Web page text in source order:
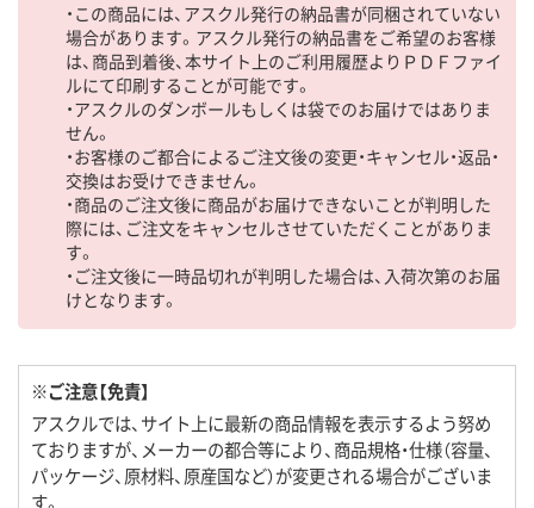
・この商品には、アスクル発行の納品書が同梱されていない
場合があります。アスクル発行の納品書をご希望のお客様
は、商品到着後、本サイト上のご利用履歴よりＰＤＦファイ
ルにて印刷することが可能です。
・アスクルのダンボールもしくは袋でのお届けではありま
せん。
・お客様のご都合によるご注文後の変更・キャンセル・返品・
交換はお受けできません。
・商品のご注文後に商品がお届けできないことが判明した
際には、ご注文をキャンセルさせていただくことがありま
す。
・ご注文後に一時品切れが判明した場合は、入荷次第のお届
けとなります。
※ご注意【免責】
アスクルでは、サイト上に最新の商品情報を表示するよう努め
ておりますが、メーカーの都合等により、商品規格・仕様（容量、
パッケージ、原材料、原産国など）が変更される場合がございま
す。